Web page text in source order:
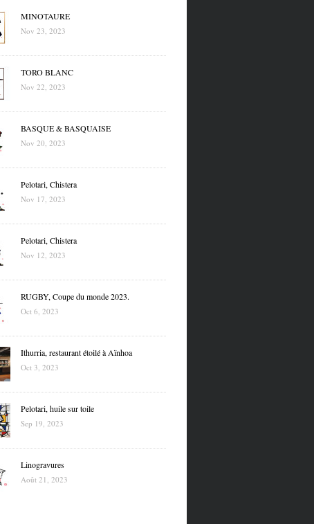
MINOTAURE
Nov 23, 2023
TORO BLANC
Nov 22, 2023
BASQUE & BASQUAISE
Nov 20, 2023
Pelotari, Chistera
Nov 17, 2023
Pelotari, Chistera
Nov 12, 2023
RUGBY, Coupe du monde 2023.
Oct 6, 2023
Ithurria, restaurant étoilé à Aïnhoa
Oct 3, 2023
Pelotari, huile sur toile
Sep 19, 2023
Linogravures
Août 21, 2023